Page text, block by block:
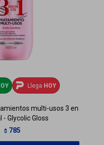
Llega HOY
multi-usos 3 en
- Glycolic Gloss
$ 785